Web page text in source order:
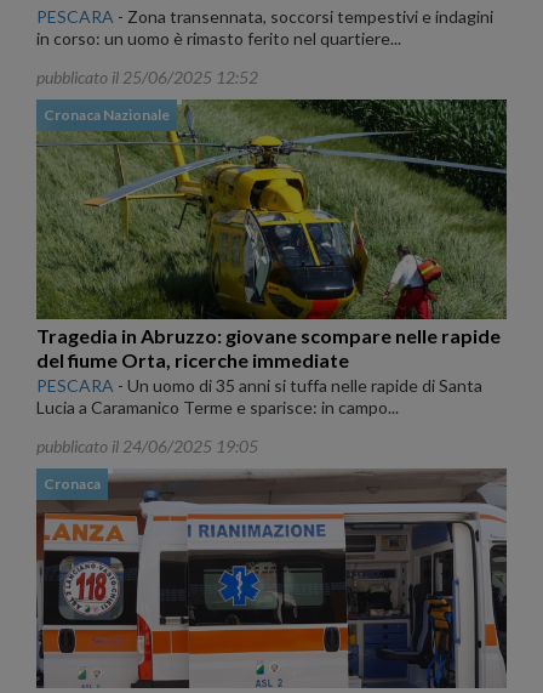
PESCARA - Zona transennata, soccorsi tempestivi e indagini
in corso: un uomo è rimasto ferito nel quartiere...
pubblicato il 25/06/2025 12:52
Cronaca Nazionale
Tragedia in Abruzzo: giovane scompare nelle rapide
del fiume Orta, ricerche immediate
PESCARA - Un uomo di 35 anni si tuffa nelle rapide di Santa
Lucia a Caramanico Terme e sparisce: in campo...
pubblicato il 24/06/2025 19:05
Cronaca